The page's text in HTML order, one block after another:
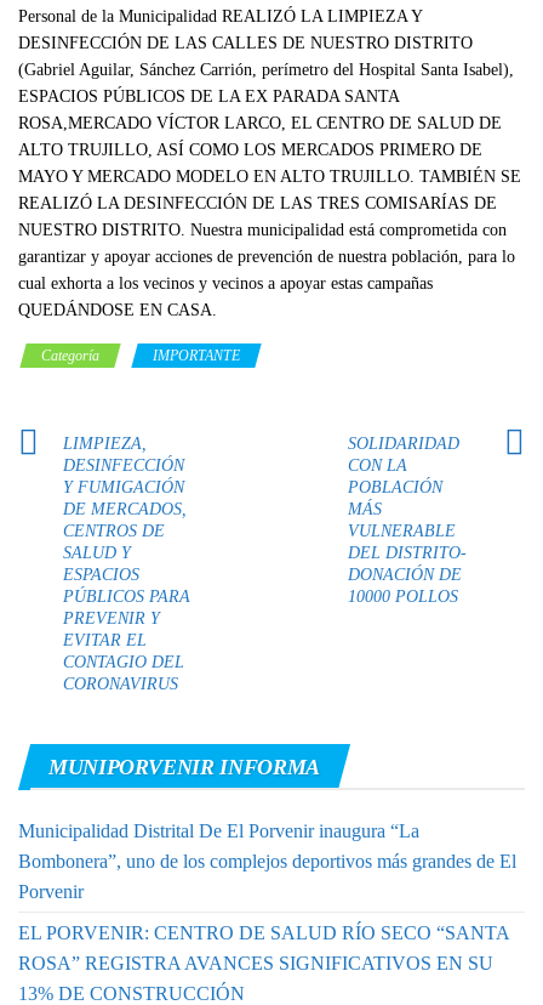
Personal de la Municipalidad REALIZÓ LA LIMPIEZA Y
DESINFECCIÓN DE LAS CALLES DE NUESTRO DISTRITO
(Gabriel Aguilar, Sánchez Carrión, perímetro del Hospital Santa Isabel),
ESPACIOS PÚBLICOS DE LA EX PARADA SANTA
ROSA,MERCADO VÍCTOR LARCO, EL CENTRO DE SALUD DE
ALTO TRUJILLO, ASÍ COMO LOS MERCADOS PRIMERO DE
MAYO Y MERCADO MODELO EN ALTO TRUJILLO. TAMBIÉN SE
REALIZÓ LA DESINFECCIÓN DE LAS TRES COMISARÍAS DE
NUESTRO DISTRITO. Nuestra municipalidad está comprometida con
garantizar y apoyar acciones de prevención de nuestra población, para lo
cual exhorta a los vecinos y vecinos a apoyar estas campañas
QUEDÁNDOSE EN CASA.
Categoría IMPORTANTE
LIMPIEZA,
DESINFECCIÓN
Y FUMIGACIÓN
DE MERCADOS,
CENTROS DE
SALUD Y
ESPACIOS
PÚBLICOS PARA
PREVENIR Y
EVITAR EL
CONTAGIO DEL
CORONAVIRUS
SOLIDARIDAD
CON LA
POBLACIÓN
MÁS
VULNERABLE
DEL DISTRITO-
DONACIÓN DE
10000 POLLOS
MUNIPORVENIR INFORMA
Municipalidad Distrital De El Porvenir inaugura “La
Bombonera”, uno de los complejos deportivos más grandes de El
Porvenir
EL PORVENIR: CENTRO DE SALUD RÍO SECO “SANTA
ROSA” REGISTRA AVANCES SIGNIFICATIVOS EN SU
13% DE CONSTRUCCIÓN